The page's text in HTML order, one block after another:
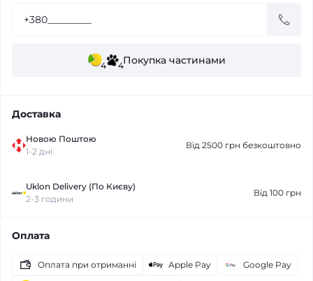
4 4Покупка частинами
Доставка
Новою Поштою
1-2 дні
Від 2500 грн безкоштовно
Uklon Delivery (По Києву)
2-3 години
Від 100 грн
Оплата
Оплата при отриманні Apple Pay
Google Pay